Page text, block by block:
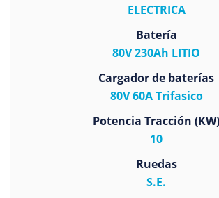
ELECTRICA
Batería
80V 230Ah LITIO
Cargador de baterías
80V 60A Trifasico
Potencia Tracción (KW)
10
Ruedas
S.E.